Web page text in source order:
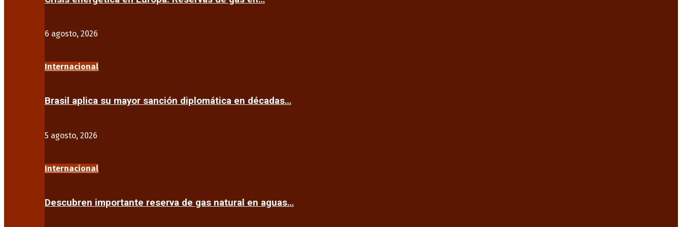
6 agosto, 2026
Internacional
Brasil aplica su mayor sanción diplomática en décadas…
5 agosto, 2026
Internacional
Descubren importante reserva de gas natural en aguas…